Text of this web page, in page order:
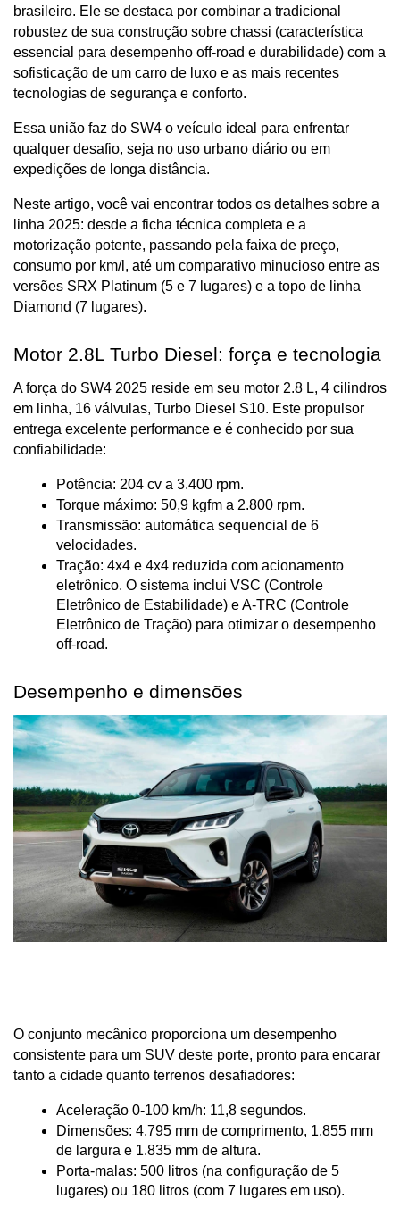
brasileiro. Ele se destaca por combinar a tradicional
robustez de sua construção sobre chassi (característica
essencial para desempenho off-road e durabilidade) com a
sofisticação de um carro de luxo e as mais recentes
tecnologias de segurança e conforto.
Essa união faz do SW4 o veículo ideal para enfrentar
qualquer desafio, seja no uso urbano diário ou em
expedições de longa distância.
Neste artigo, você vai encontrar todos os detalhes sobre a
linha 2025: desde a ficha técnica completa e a
motorização potente, passando pela faixa de preço,
consumo por km/l, até um comparativo minucioso entre as
versões SRX Platinum (5 e 7 lugares) e a topo de linha
Diamond (7 lugares).
Motor 2.8L Turbo Diesel: força e tecnologia
A força do SW4 2025 reside em seu motor 2.8 L, 4 cilindros
em linha, 16 válvulas, Turbo Diesel S10. Este propulsor
entrega excelente performance e é conhecido por sua
confiabilidade:
Potência: 204 cv a 3.400 rpm.
Torque máximo: 50,9 kgfm a 2.800 rpm.
Transmissão: automática sequencial de 6
velocidades.
Tração: 4x4 e 4x4 reduzida com acionamento
eletrônico. O sistema inclui VSC (Controle
Eletrônico de Estabilidade) e A-TRC (Controle
Eletrônico de Tração) para otimizar o desempenho
off-road.
Desempenho e dimensões
O conjunto mecânico proporciona um desempenho
consistente para um SUV deste porte, pronto para encarar
tanto a cidade quanto terrenos desafiadores:
Aceleração 0-100 km/h: 11,8 segundos.
Dimensões: 4.795 mm de comprimento, 1.855 mm
de largura e 1.835 mm de altura.
Porta-malas: 500 litros (na configuração de 5
lugares) ou 180 litros (com 7 lugares em uso).